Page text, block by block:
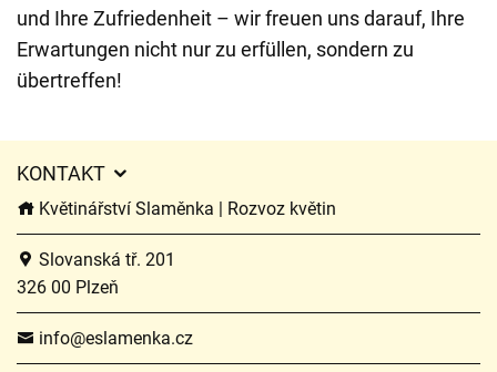
und Ihre Zufriedenheit – wir freuen uns darauf, Ihre
Erwartungen nicht nur zu erfüllen, sondern zu
übertreffen!
KONTAKT
Květinářství Slaměnka | Rozvoz květin
Slovanská tř. 201
326 00 Plzeň
info@eslamenka.cz